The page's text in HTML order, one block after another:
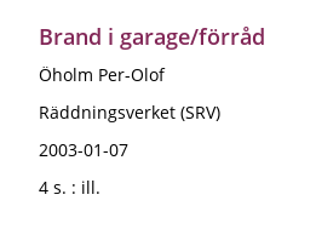
Brand i garage/förråd
Öholm Per-Olof
Räddningsverket (SRV)
2003-01-07
4 s. : ill.